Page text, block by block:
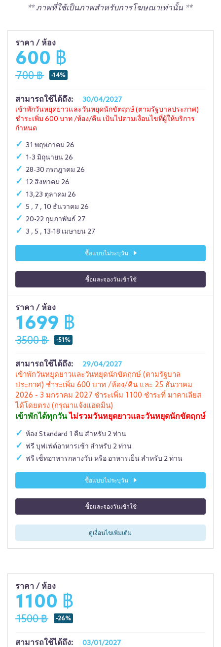
** ภาพที่ใช้เป็นภาพสำหรับการโฆษณาเท่านั้น **
ราคา / ห้อง
600 ฿
700 ฿ -14%
สามารถใช้ได้ถึง:
30/04/2027
เข้าพักวันหยุดยาวเเละวันหยุดนักขัตฤกษ์ (ตามรัฐบาลประกาศ)
ชำระเพิ่ม 600 บาท /ห้อง/คืน เป้นไปตามเงื่อนไขที่ผู้ให้บริการ
กำหนด
31 พฤษภาคม 26
1-3 มิถุนายน 26
28-30 กรกฎาคม 26
12 สิงหาคม 26
13,23 ตุลาคม 26
5 , 7 , 10 ธันวาคม 26
20-22 กุมภาพันธ์ 27
3 , 5 , 13-18 เมษายน 27
ซื้อแบบไม่ระบุวัน
ซื้อและจองวันเข้าใช้
ราคา / ห้อง
1699 ฿
3500 ฿ -51%
สามารถใช้ได้ถึง: 29/04/2027
เข้าพักวันหยุดยาวเเละวันหยุดนักขัตฤกษ์ (ตามรัฐบาล
ประกาศ) ชำระเพิ่ม 600 บาท /ห้อง/คืน และ 25 ธันวาคม
2026 - 3 มกราคม 2027 ชำระเพิ่ม 1100 ชำระที่ มาคาเลียส
ได้โดยตรง (กรุณาแจ้งแอดมิน)
เข้าพักได้ทุกวันไม่รวมวันหยุดยาวและวันหยุดนักขัตฤกษ์
ห้อง Standard 1 คืน สำหรับ 2 ท่าน
ฟรี บุฟเฟ่ต์อาหารเช้า สำหรับ 2 ท่าน
ฟรี เซ็ทอาหารกลางวัน หรือ อาหารเย็น สำหรับ 2 ท่าน
ซื้อแบบไม่ระบุวัน
ซื้อและจองวันเข้าใช้
ดูเงื่อนไขเพิ่มเติม
ราคา / ห้อง
1100 ฿
1500 ฿ -26%
สามารถใช้ได้ถึง: 03/01/2027